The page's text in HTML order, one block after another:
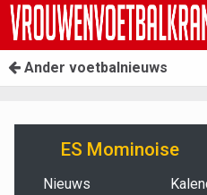
Ander voetbalnieuws
ES Mominoise
Nieuws